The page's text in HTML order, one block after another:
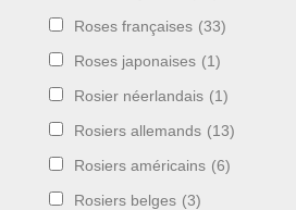
Roses françaises (33)
Roses japonaises (1)
Rosier néerlandais (1)
Rosiers allemands (13)
Rosiers américains (6)
Rosiers belges (3)